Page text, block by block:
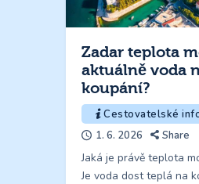
Zadar teplota
aktuálně voda
koupání?
Cestovatelské
1. 6. 2026
Share
Jaká je právě teplota
Je voda dost teplá na